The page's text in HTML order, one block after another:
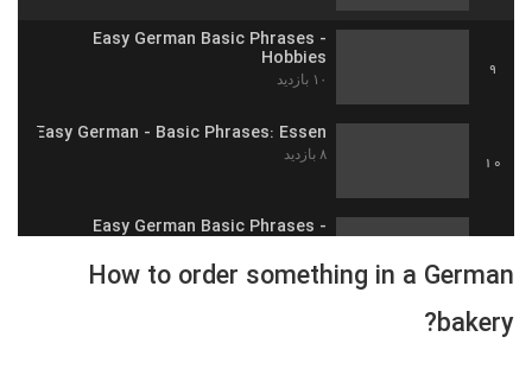
9
Easy German Basic Phrases -
Hobbies
۱۰ بازدید
10
Easy German - Basic Phrases: Essen
۸ بازدید
Easy German Basic Phrases -
۱۱ بازدید
How to order something in a German
bakery?